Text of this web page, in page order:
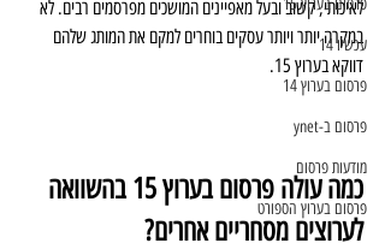
פרסום בערוץ 15
עכשיו 14
פרסום בערוץ 14
פרסום ב-ynet
מודעות פרסום
פרסום בערוץ הספורט
לאיכותי, קשוב ובעל מאפיינים המושכים מפרסמים רבים. לא
במקרה יותר ויותר עסקים בוחרים למקם את המותג שלהם
דווקא בערוץ 15.
כמה עולה פרסום בערוץ 15 בהשוואה
לערוצים מסחריים אחרים?